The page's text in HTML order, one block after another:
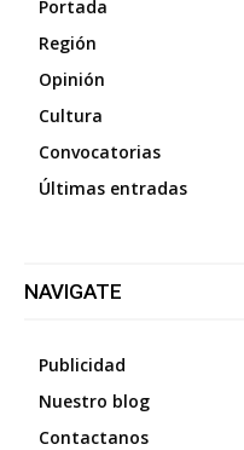
Portada
Región
Opinión
Cultura
Convocatorias
Últimas entradas
NAVIGATE
Publicidad
Nuestro blog
Contactanos